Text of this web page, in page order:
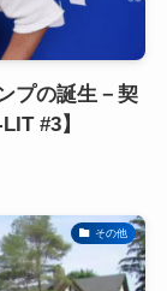
プの誕生－契
#3】
その他